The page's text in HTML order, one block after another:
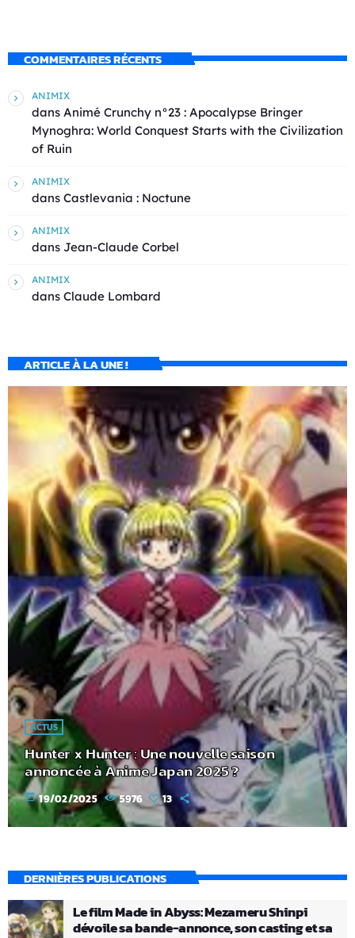
COMMENTAIRES RÉCENTS
ANIMIX
dans Animé Crunchy n°23 : Apocalypse Bringer
Mynoghra: World Conquest Starts with the Civilization
of Ruin
ANIMIX
dans Castlevania : Noctune
ANIMIX
dans Jean-Claude Corbel
ANIMIX
dans Claude Lombard
ARTICLE À LA UNE !
ACTUS
Hunter x Hunter : Une nouvelle saison
annoncée à Anime Japan 2025 ?
today 19/02/2025 5976 13
DERNIÈRES PUBLICATIONS
Le film Made in Abyss: Mezameru Shinpi
dévoile sa bande-annonce, son casting et sa